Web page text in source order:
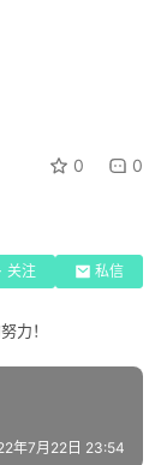
0 0
关注
私信
力！
年7月22日 23:54